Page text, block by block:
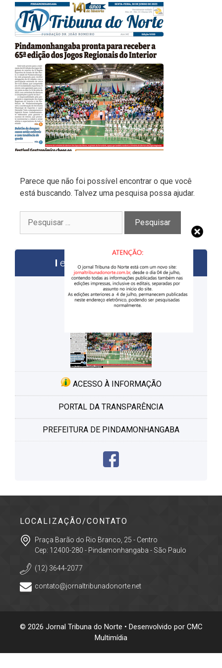
Parece que não foi possível encontrar o que você
está buscando. Talvez uma pesquisa possa ajudar.
por:
edições anteriores
ACESSO À INFORMAÇÃO
PORTAL DA TRANSPARÊNCIA
PREFEITURA DE PINDAMONHANGABA
LOCALIZAÇÃO/CONTATO
Praça Barão do Rio Branco, 25 - Centro
Cep: 12400-280 - Pindamonhangaba - São Paulo
(12) 3644-2077
contato@jornaltribunadonorte.net
© 2026 Jornal Tribuna do Norte • Desenvolvido por CMC
Multimídia